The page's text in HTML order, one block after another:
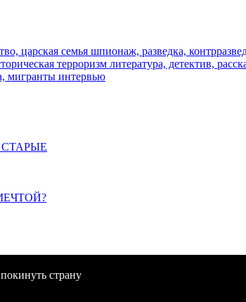
царская семья шпионаж, разведка,
терроризм литература, детектив,
мигранты интервью
страну